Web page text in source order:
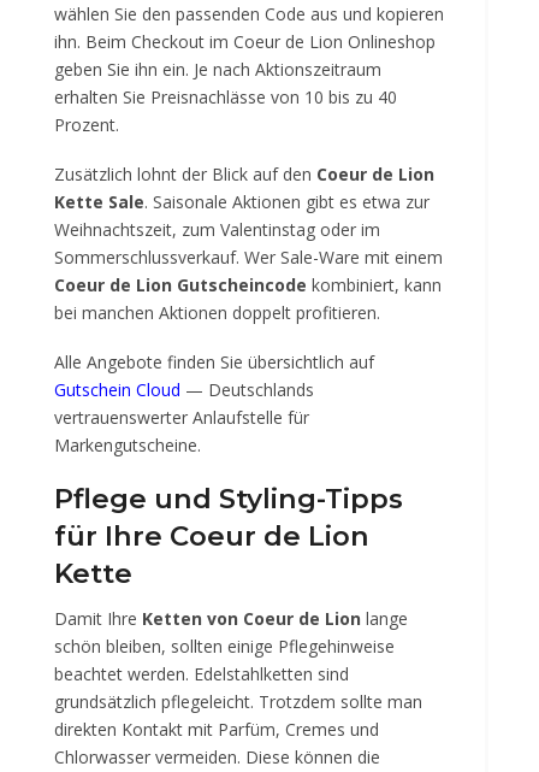
wählen Sie den passenden Code aus und kopieren
ihn. Beim Checkout im Coeur de Lion Onlineshop
geben Sie ihn ein. Je nach Aktionszeitraum
erhalten Sie Preisnachlässe von 10 bis zu 40
Prozent.
Zusätzlich lohnt der Blick auf den Coeur de Lion
Kette Sale. Saisonale Aktionen gibt es etwa zur
Weihnachtszeit, zum Valentinstag oder im
Sommerschlussverkauf. Wer Sale-Ware mit einem
Coeur de Lion Gutscheincode kombiniert, kann
bei manchen Aktionen doppelt profitieren.
Alle Angebote finden Sie übersichtlich auf
Gutschein Cloud — Deutschlands
vertrauenswerter Anlaufstelle für
Markengutscheine.
Pflege und Styling-Tipps
für Ihre Coeur de Lion
Kette
Damit Ihre Ketten von Coeur de Lion lange
schön bleiben, sollten einige Pflegehinweise
beachtet werden. Edelstahlketten sind
grundsätzlich pflegeleicht. Trotzdem sollte man
direkten Kontakt mit Parfüm, Cremes und
Chlorwasser vermeiden. Diese können die